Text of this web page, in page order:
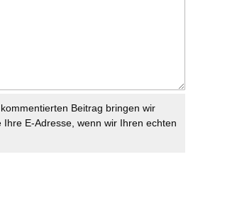
Beitrag bringen wir
E-Adresse, wenn wir Ihren echten